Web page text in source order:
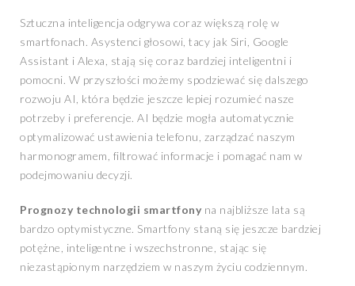
Sztuczna inteligencja odgrywa coraz większą rolę w
smartfonach. Asystenci głosowi, tacy jak Siri, Google
Assistant i Alexa, stają się coraz bardziej inteligentni i
pomocni. W przyszłości możemy spodziewać się dalszego
rozwoju AI, która będzie jeszcze lepiej rozumieć nasze
potrzeby i preferencje. AI będzie mogła automatycznie
optymalizować ustawienia telefonu, zarządzać naszym
harmonogramem, filtrować informacje i pomagać nam w
podejmowaniu decyzji.
Prognozy technologii smartfony na najbliższe lata są
bardzo optymistyczne. Smartfony staną się jeszcze bardziej
potężne, inteligentne i wszechstronne, stając się
niezastąpionym narzędziem w naszym życiu codziennym.